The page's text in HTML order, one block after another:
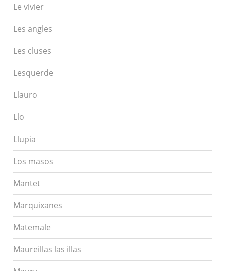
Le vivier
Les angles
Les cluses
Lesquerde
Llauro
Llo
Llupia
Los masos
Mantet
Marquixanes
Matemale
Maureillas las illas